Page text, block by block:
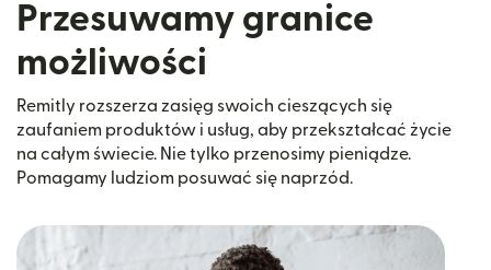
Przesuwamy granice
możliwości
Remitly rozszerza zasięg swoich cieszących się
zaufaniem produktów i usług, aby przekształcać życie
na całym świecie. Nie tylko przenosimy pieniądze.
Pomagamy ludziom posuwać się naprzód.